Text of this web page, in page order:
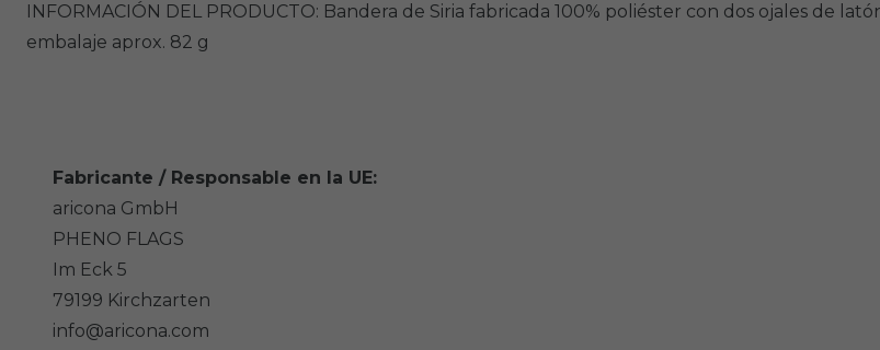
INFORMACIÓN DEL PRODUCTO: Bandera de Siria fabricada 100% poliéster con dos ojales de
embalaje aprox. 82 g
Fabricante / Responsable en la UE:
aricona GmbH
PHENO FLAGS
Im Eck 5
79199 Kirchzarten
info@aricona.com